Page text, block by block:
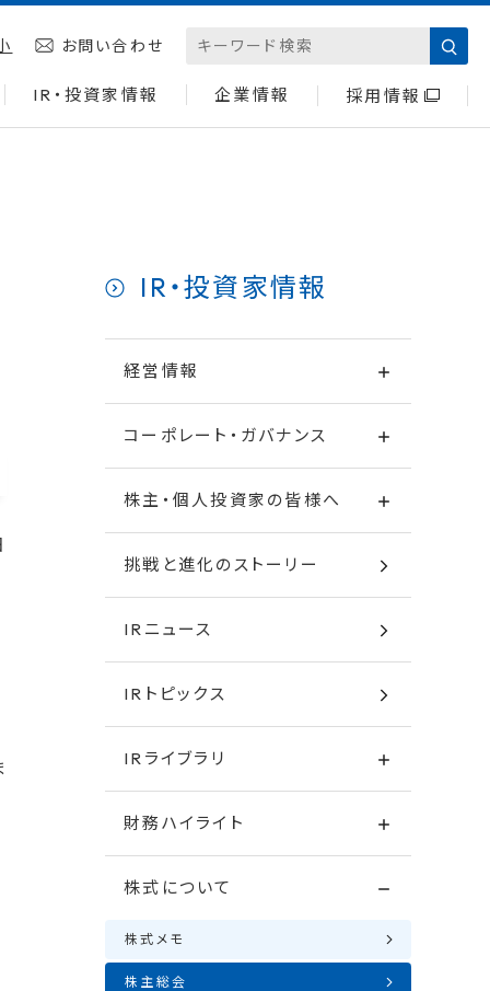
お問い合わせ
IR・投資家情報 企業情報 採用情報
IR・投資家情報
経営情報
コーポレート・ガバナンス
株主・個人投資家の皆様へ
挑戦と進化のストーリー
IRニュース
IRトピックス
IRライブラリ
財務ハイライト
株式について
株式メモ
株主総会